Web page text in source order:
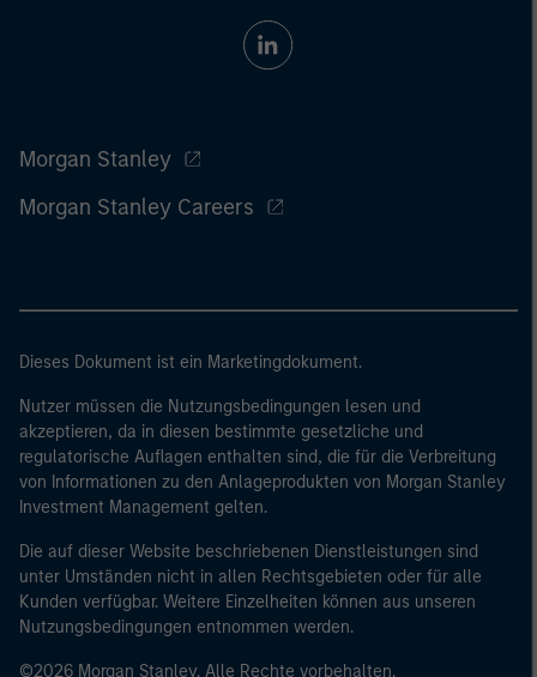
Morgan Stanley
Morgan Stanley Careers
Dieses Dokument ist ein Marketingdokument.
Nutzer müssen die Nutzungsbedingungen lesen und
akzeptieren, da in diesen bestimmte gesetzliche und
regulatorische Auflagen enthalten sind, die für die Verbreitung
von Informationen zu den Anlageprodukten von Morgan Stanley
Investment Management gelten.
Die auf dieser Website beschriebenen Dienstleistungen sind
unter Umständen nicht in allen Rechtsgebieten oder für alle
Kunden verfügbar. Weitere Einzelheiten können aus unseren
Nutzungsbedingungen entnommen werden.
©2026 Morgan Stanley. Alle Rechte vorbehalten.